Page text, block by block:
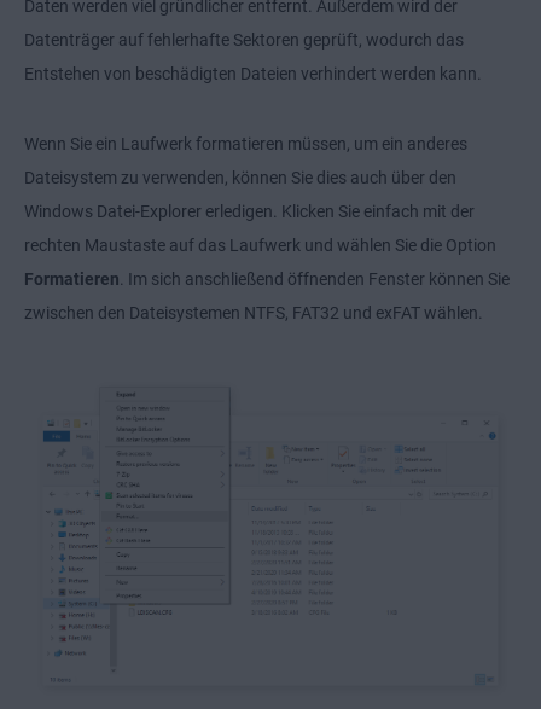
Daten werden viel gründlicher entfernt. Außerdem wird der
Datenträger auf fehlerhafte Sektoren geprüft, wodurch das
Entstehen von beschädigten Dateien verhindert werden kann.
Wenn Sie ein Laufwerk formatieren müssen, um ein anderes
Dateisystem zu verwenden, können Sie dies auch über den
Windows Datei-Explorer erledigen. Klicken Sie einfach mit der
rechten Maustaste auf das Laufwerk und wählen Sie die Option
Formatieren . Im sich anschließend öffnenden Fenster können Sie
zwischen den Dateisystemen NTFS, FAT32 und exFAT wählen.